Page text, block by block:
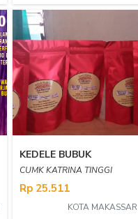
KEDELE BUBUK
CUMK KATRINA TINGGI
Rp 25.511
KOTA MAKASSAR